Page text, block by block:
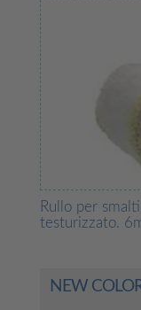
Rullo per
testurizzato.
NEW